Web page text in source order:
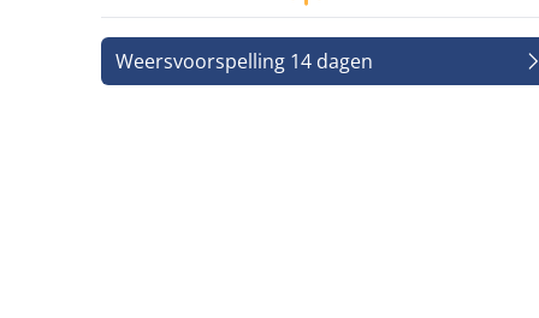
Weersvoorspelling 14 dagen